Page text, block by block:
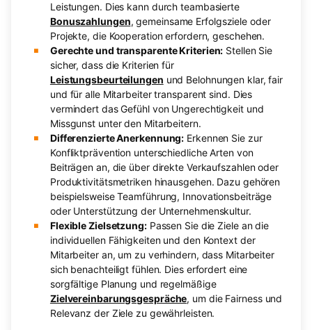
Leistungen. Dies kann durch teambasierte
Bonuszahlungen, gemeinsame Erfolgsziele oder
Projekte, die Kooperation erfordern, geschehen.
Gerechte und transparente Kriterien: Stellen Sie
sicher, dass die Kriterien für
Leistungsbeurteilungen und Belohnungen klar, fair
und für alle Mitarbeiter transparent sind. Dies
vermindert das Gefühl von Ungerechtigkeit und
Missgunst unter den Mitarbeitern.
Differenzierte Anerkennung: Erkennen Sie zur
Konfliktprävention unterschiedliche Arten von
Beiträgen an, die über direkte Verkaufszahlen oder
Produktivitätsmetriken hinausgehen. Dazu gehören
beispielsweise Teamführung, Innovationsbeiträge
oder Unterstützung der Unternehmenskultur.
Flexible Zielsetzung:Passen Sie die Ziele an die
individuellen Fähigkeiten und den Kontext der
Mitarbeiter an, um zu verhindern, dass Mitarbeiter
sich benachteiligt fühlen. Dies erfordert eine
sorgfältige Planung und regelmäßige
Zielvereinbarungsgespräche, um die Fairness und
Relevanz der Ziele zu gewährleisten.